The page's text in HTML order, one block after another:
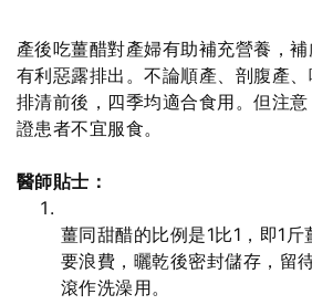
產後吃薑醋對產婦有助補充營養，補
有利惡露排出。不論順產、剖腹產
排清前後，四季均適合食用。但注
證患者不宜服食。
醫師貼士：
薑同甜醋的比例是1比1，即1
要浪費，曬乾後密封儲存，留
滾作洗澡用。